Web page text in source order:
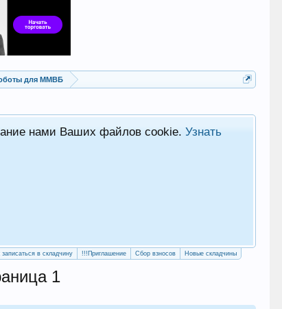
для ММВБ
нами Ваших файлов cookie.Узнать
записаться в складчину !!!Приглашение Сбор взносов Новые складчины
1